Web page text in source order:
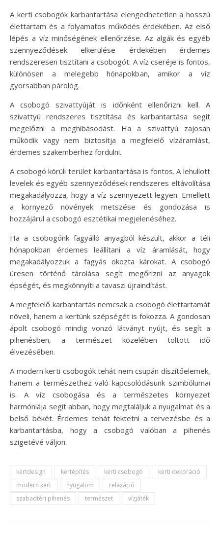
A kerti csobogók karbantartása elengedhetetlen a hosszú
élettartam és a folyamatos működés érdekében. Az első
lépés a víz minőségének ellenőrzése. Az algák és egyéb
szennyeződések elkerülése érdekében érdemes
rendszeresen tisztítani a csobogót. A víz cseréje is fontos,
különösen a melegebb hónapokban, amikor a víz
gyorsabban párolog.
A csobogó szivattyúját is időnként ellenőrizni kell. A
szivattyú rendszeres tisztítása és karbantartása segít
megelőzni a meghibásodást. Ha a szivattyú zajosan
működik vagy nem biztosítja a megfelelő vízáramlást,
érdemes szakemberhez fordulni.
A csobogó körüli terület karbantartása is fontos. A lehullott
levelek és egyéb szennyeződések rendszeres eltávolítása
megakadályozza, hogy a víz szennyezett legyen. Emellett
a környező növények metszése és gondozása is
hozzájárul a csobogó esztétikai megjelenéséhez.
Ha a csobogónk fagyálló anyagból készült, akkor a téli
hónapokban érdemes leállítani a víz áramlását, hogy
megakadályozzuk a fagyás okozta károkat. A csobogó
üresen történő tárolása segít megőrizni az anyagok
épségét, és megkönnyíti a tavaszi újraindítást.
A megfelelő karbantartás nemcsak a csobogó élettartamát
növeli, hanem a kertünk szépségét is fokozza. A gondosan
ápolt csobogó mindig vonzó látványt nyújt, és segít a
pihenésben, a természet közelében töltött idő
élvezésében.
A modern kerti csobogók tehát nem csupán díszítőelemek,
hanem a természethez való kapcsolódásunk szimbólumai
is. A víz csobogása és a természetes környezet
harmóniája segít abban, hogy megtaláljuk a nyugalmat és a
belső békét. Érdemes tehát fektetni a tervezésbe és a
karbantartásba, hogy a csobogó valóban a pihenés
szigetévé váljon.
kertdesign kertépítés kerti csobogó
kerti dekoráció
modern kert
nyugalom
relaxáció
szabadtéri pihenés
természet vízjáték